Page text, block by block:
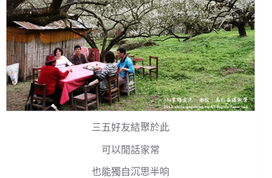
三五好友結聚於此
可以閒話家常
也能獨自沉思半响